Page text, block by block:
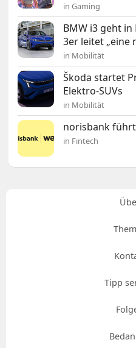
in Gaming
BMW i3 geht
3er leitet „eine
in Mobilität
Škoda startet
Elektro-SUVs
in Mobilität
norisbank
in Fintech
Tipp